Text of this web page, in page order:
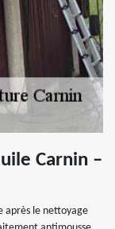
Carnin –
après le nettoyage